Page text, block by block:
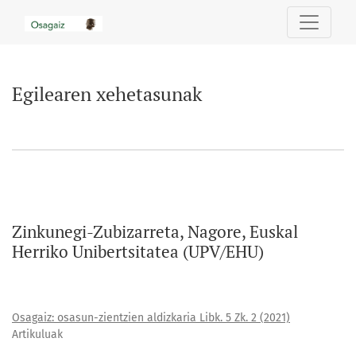
Egilearen xehetasunak
Zinkunegi-Zubizarreta, Nagore, Euskal
Herriko Unibertsitatea (UPV/EHU)
Osagaiz: osasun-zientzien aldizkaria Libk. 5 Zk. 2 (2021)
Artikuluak